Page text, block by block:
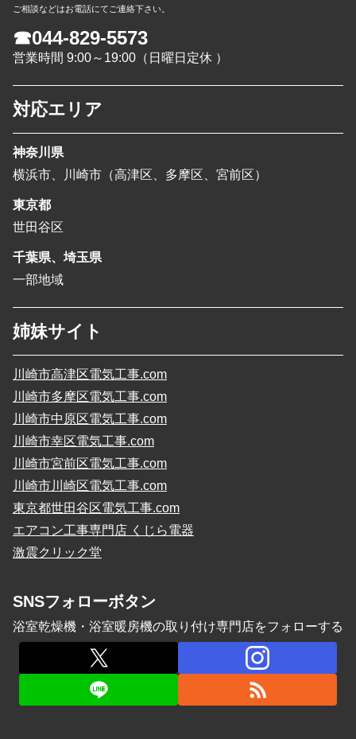
ご相談などはお電話にてご連絡下さい。
☎044-829-5573
営業時間 9:00～19:00（日曜日定休 ）
対応エリア
神奈川県
横浜市、川崎市（高津区、多摩区、宮前区）
東京都
世田谷区
千葉県、埼玉県
一部地域
姉妹サイト
川崎市高津区電気工事.com
川崎市多摩区電気工事.com
川崎市中原区電気工事.com
川崎市幸区電気工事.com
川崎市宮前区電気工事.com
川崎市川崎区電気工事.com
東京都世田谷区電気工事.com
エアコン工事専門店 くじら電器
激震クリック堂
SNSフォローボタン
浴室乾燥機・浴室暖房機の取り付け専門店をフォローする